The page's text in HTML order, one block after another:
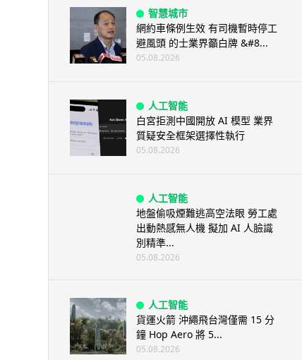
智慧城市
網約車條例生效 有司機暫時停工
避風頭 的士業界籲白牌 &#8...
05.08.2026
人工智能
白宮拒測中國開放 AI 模型 業界
質疑安全框架選擇性執行
05.08.2026
人工智能
地盤偷吸煙難逃高空法眼 勞工處
出動熱感無人機 擬加 AI 人臉識
別精準...
05.08.2026
人工智能
貨運火箭 沖繩飛台灣僅需 15 分
鐘 Hop Aero 將 5...
05.08.2026